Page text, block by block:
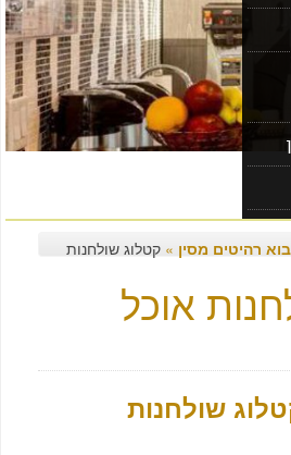
רהיטים מסין»קטלוג שולחנות
אוכל
שולחנות